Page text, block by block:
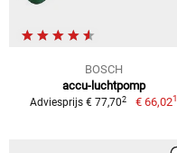
BOSCH
accu-luchtpomp
Adviesprijs € 77,702 € 66,021